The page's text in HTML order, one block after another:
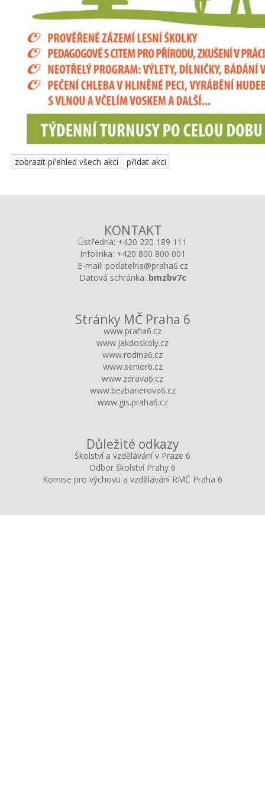
zobrazit přehled všech akcí přidat akci
KONTAKT
Ústředna: +420 220 189 111
Infolinka: +420 800 800 001
E-mail: podatelna@praha6.cz
Datová schránka: bmzbv7c
Stránky MČ Praha 6
www.praha6.cz
www.jakdoskoly.cz
www.rodina6.cz
www.senior6.cz
www.zdrava6.cz
www.bezbarierova6.cz
www.gis.praha6.cz
Důležité odkazy
Školství a vzdělávání v Praze 6
Odbor školství Prahy 6
Komise pro výchovu a vzdělávání RMČ Praha 6